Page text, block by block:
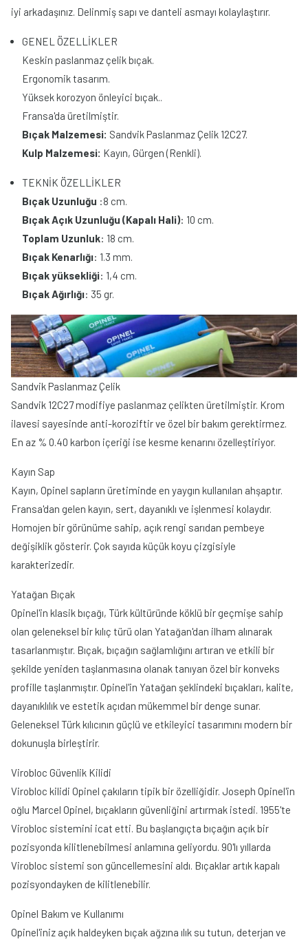
iyi arkadaşınız. Delinmiş sapı ve danteli asmayı kolaylaştırır.
GENEL ÖZELLİKLER
Keskin paslanmaz çelik bıçak.
Ergonomik tasarım.
Yüksek korozyon önleyici bıçak..
Fransa'da üretilmiştir.
Bıçak Malzemesi: Sandvik Paslanmaz Çelik 12C27.
Kulp Malzemesi: Kayın, Gürgen (Renkli).
TEKNİK ÖZELLİKLER
Bıçak Uzunluğu :8 cm.
Bıçak Açık Uzunluğu (Kapalı Hali): 10 cm.
Toplam Uzunluk: 18 cm.
Bıçak Kenarlığı: 1.3 mm.
Bıçak yüksekliği: 1,4 cm.
Bıçak Ağırlığı: 35 gr.
Sandvik Paslanmaz Çelik
Sandvik 12C27 modifiye paslanmaz çelikten üretilmiştir. Krom
ilavesi sayesinde anti-koroziftir ve özel bir bakım gerektirmez.
En az % 0.40 karbon içeriği ise kesme kenarını özelleştiriyor.
Kayın Sap
Kayın, Opinel sapların üretiminde en yaygın kullanılan ahşaptır.
Fransa'dan gelen kayın, sert, dayanıklı ve işlenmesi kolaydır.
Homojen bir görünüme sahip, açık rengi sarıdan pembeye
değişiklik gösterir. Çok sayıda küçük koyu çizgisiyle
karakterizedir.
Yatağan Bıçak
Opinel'in klasik bıçağı, Türk kültüründe köklü bir geçmişe sahip
olan geleneksel bir kılıç türü olan Yatağan'dan ilham alınarak
tasarlanmıştır. Bıçak, bıçağın sağlamlığını artıran ve etkili bir
şekilde yeniden taşlanmasına olanak tanıyan özel bir konveks
profille taşlanmıştır. Opinel'in Yatağan şeklindeki bıçakları, kalite,
dayanıklılık ve estetik açıdan mükemmel bir denge sunar.
Geleneksel Türk kılıcının güçlü ve etkileyici tasarımını modern bir
dokunuşla birleştirir.
Virobloc Güvenlik Kilidi
Virobloc kilidi Opinel çakıların tipik bir özelliğidir. Joseph Opinel'in
oğlu Marcel Opinel, bıçakların güvenliğini artırmak istedi. 1955'te
Virobloc sistemini icat etti. Bu başlangıçta bıçağın açık bir
pozisyonda kilitlenebilmesi anlamına geliyordu. 90'lı yıllarda
Virobloc sistemi son güncellemesini aldı. Bıçaklar artık kapalı
pozisyondayken de kilitlenebilir.
Opinel Bakım ve Kullanımı
Opinel'iniz açık haldeyken bıçak ağzına ılık su tutun, deterjan ve